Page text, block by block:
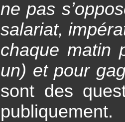
ne pas
salariat,
chaque matin
un) et pour
sont des
publiquement.